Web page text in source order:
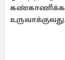
கண்காணிக்க